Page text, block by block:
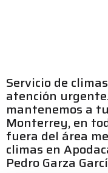
Servicio de
atención
mantenemos a
Monterrey, en
fuera del área
climas en
Pedro Garza